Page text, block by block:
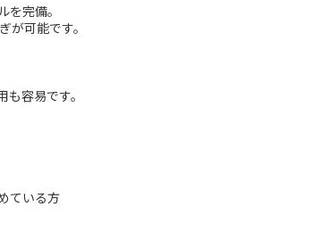
完備。
が可能です。
容易です。
ている方